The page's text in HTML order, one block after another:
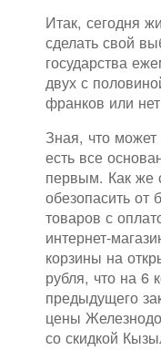
Итак, сегодня
сделать свой
государства
двух с
франков или
Зная, что может
есть все
первым. Как же
обезопасить от
товаров с
интернет-
корзины на
рубля, что на 6
предыдущего
цены
со скидкой